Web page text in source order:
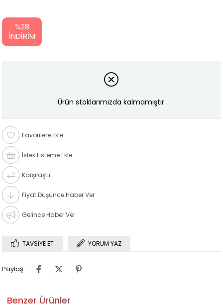
%28
İNDIRIM
Ürün stoklarımızda kalmamıştır.
Favorilere Ekle
İstek Listeme Ekle
Karşılaştır
Fiyat Düşünce Haber Ver
Gelince Haber Ver
TAVSIYE ET YORUM YAZ
Paylaş :
Benzer Ürünler